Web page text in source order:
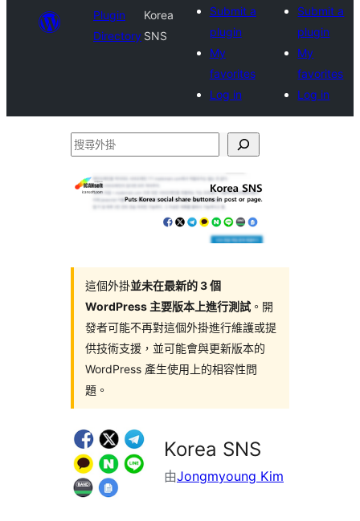
Plugin
Directory
Korea
SNS
Submit a
plugin
My
favorites
Log in
Submit a
plugin
My
favorites
Log in
搜
外
這個外掛並未在最新的 3 個
WordPress 主要版本上進行測試 。開
發者可能不再對這個外掛進行維護或提
供技術支援，並可能會與更新版本的
WordPress 產生使用上的相容性問
題。
Korea SNS
由Jongmyoung Kim